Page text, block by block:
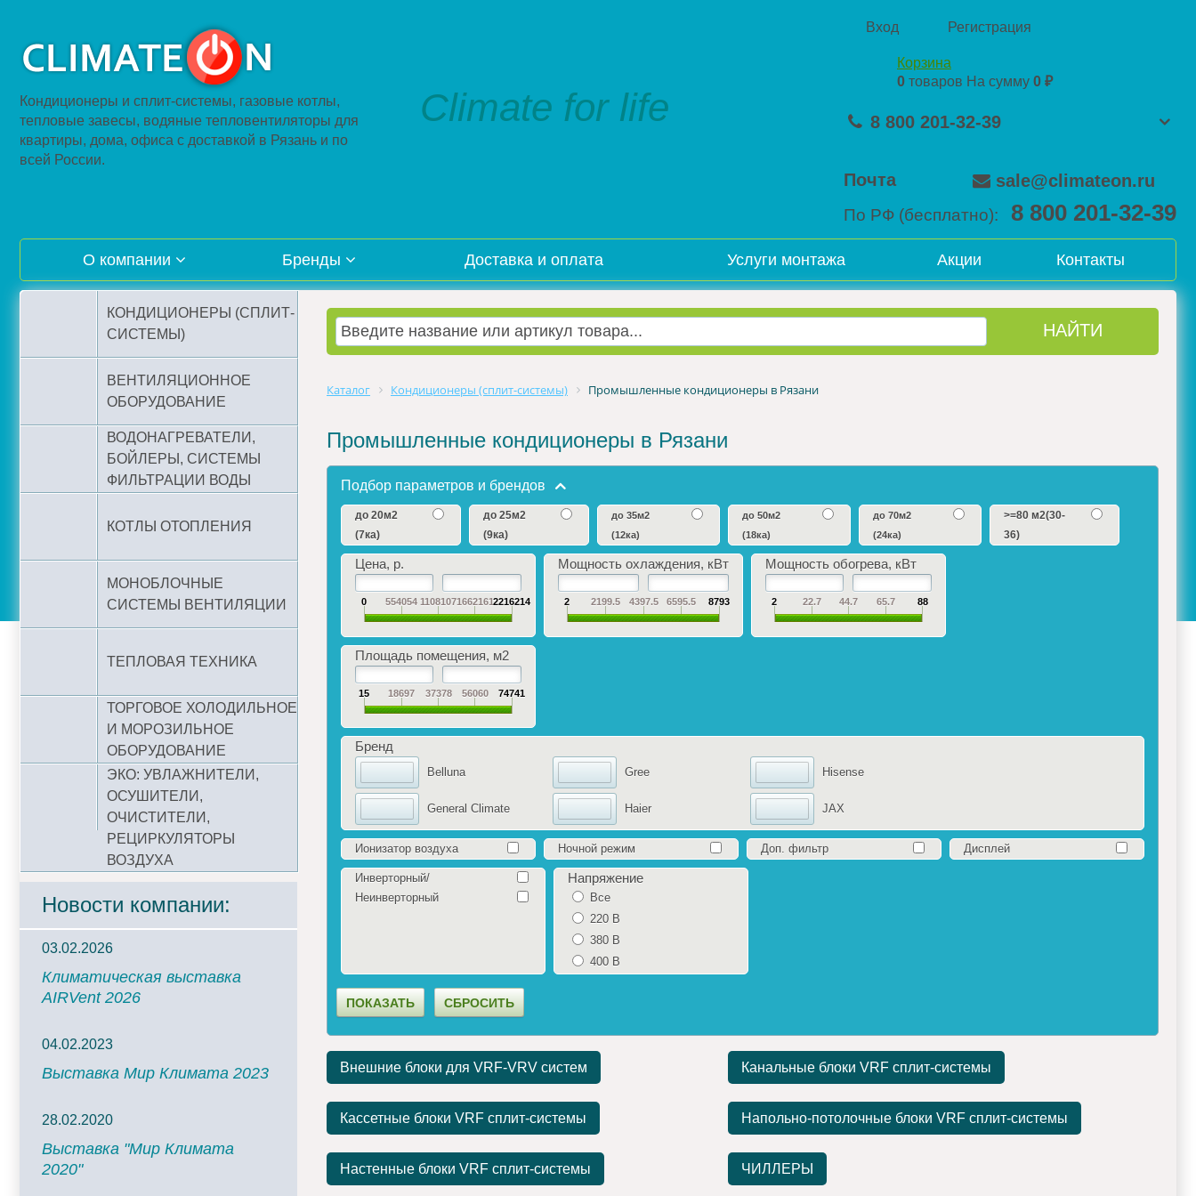
Кондиционеры и сплит-системы, газовые котлы,
тепловые завесы, водяные тепловентиляторы для
квартиры, дома, офиса с доставкой в Рязань и по
всей России.
Climate for life
Вход Регистрация
Корзина
0 товаров На сумму 0 ₽
8 800 201-32-39
Почта sale@climateon.ru
По РФ (бесплатно): 8 800 201-32-39
О компании Бренды Доставка и оплата Услуги монтажа Акции Контакты
КОНДИЦИОНЕРЫ (СПЛИТ-
СИСТЕМЫ)
ВЕНТИЛЯЦИОННОЕ
ОБОРУДОВАНИЕ
ВОДОНАГРЕВАТЕЛИ,
БОЙЛЕРЫ, СИСТЕМЫ
ФИЛЬТРАЦИИ ВОДЫ
КОТЛЫ ОТОПЛЕНИЯ
МОНОБЛОЧНЫЕ
СИСТЕМЫ ВЕНТИЛЯЦИИ
ТЕПЛОВАЯ ТЕХНИКА
ТОРГОВОЕ ХОЛОДИЛЬНОЕ
И МОРОЗИЛЬНОЕ
ОБОРУДОВАНИЕ
ЭКО: УВЛАЖНИТЕЛИ,
ОСУШИТЕЛИ,
ОЧИСТИТЕЛИ,
РЕЦИРКУЛЯТОРЫ
ВОЗДУХА
Новости компании:
03.02.2026
Климатическая выставка
AIRVent 2026
04.02.2023
Выставка Мир Климата 2023
28.02.2020
Выставка "Мир Климата
2020"
Каталог Кондиционеры (сплит-системы) Промышленные кондиционеры в Рязани
Промышленные кондиционеры в Рязани
Подбор параметров и брендов
до 20м2
(7ка)
до 25м2
(9ка)
до 35м2
(12ка)
до 50м2
(18ка)
до 70м2
(24ка)
>=80 м2(30-
36)
Цена, р.
0 554054 110810716621612216214
Мощность охлаждения, кВт
2 2199.5 4397.5 6595.5 8793
Мощность обогрева, кВт
2 22.7 44.7 65.7 88
Площадь помещения, м2
15 18697 37378 56060 74741
Бренд
Belluna
General Climate
Gree
Haier
Hisense
JAX
Ионизатор воздуха Ночной режим Доп. фильтр Дисплей
Инверторный/
Неинверторный
Напряжение
Все
220 В
380 В
400 В
Внешние блоки для VRF-VRV систем Канальные блоки VRF сплит-системы
Кассетные блоки VRF сплит-системы Напольно-потолочные блоки VRF сплит-системы
Настенные блоки VRF сплит-системы ЧИЛЛЕРЫ